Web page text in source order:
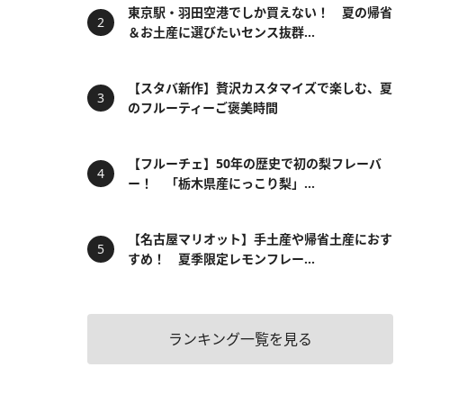
東京駅・羽田空港でしか買えない！ 夏の帰省
＆お土産に選びたいセンス抜群...
【スタバ新作】贅沢カスタマイズで楽しむ、夏
のフルーティーご褒美時間
【フルーチェ】50年の歴史で初の梨フレーバ
ー！ 「栃木県産にっこり梨」...
【名古屋マリオット】手土産や帰省土産におす
すめ！ 夏季限定レモンフレー...
ランキング一覧を見る